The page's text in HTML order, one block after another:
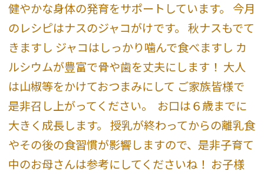
健やかな身体の発育をサポートしています。 今月
のレシピはナスのジャコがけです。 秋ナスもでて
きますし ジャコはしっかり噛んで食べますし カ
ルシウムが豊富で骨や歯を丈夫にします！ 大人
は山椒等をかけておつまみにして ご家族皆様で
是非召し上がってください。
お口は６歳までに
大きく成長します。 授乳が終わってからの離乳食
やその後の食習慣が影響しますので、是非子育て
中のお母さんは参考にしてくださいね！ お子様